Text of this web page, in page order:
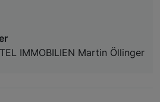
IMMOBILIEN Martin Öllinger